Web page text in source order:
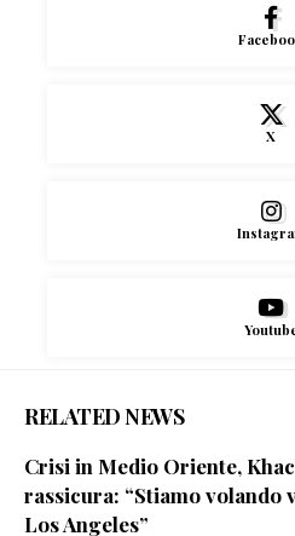
X
RELATED NEWS
Crisi in Medio Oriente,
rassicura: “Stiamo volando
Los Angeles”